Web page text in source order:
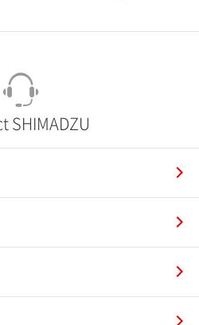
SHIMADZU